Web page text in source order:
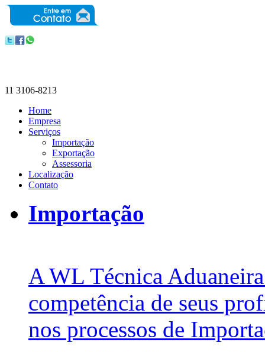
11 3106-8213
Home
Empresa
Serviços
Importação
Exportação
Assessoria
Localização
Contato
Importação
A WL Técnica
competência de seus
nos processos de